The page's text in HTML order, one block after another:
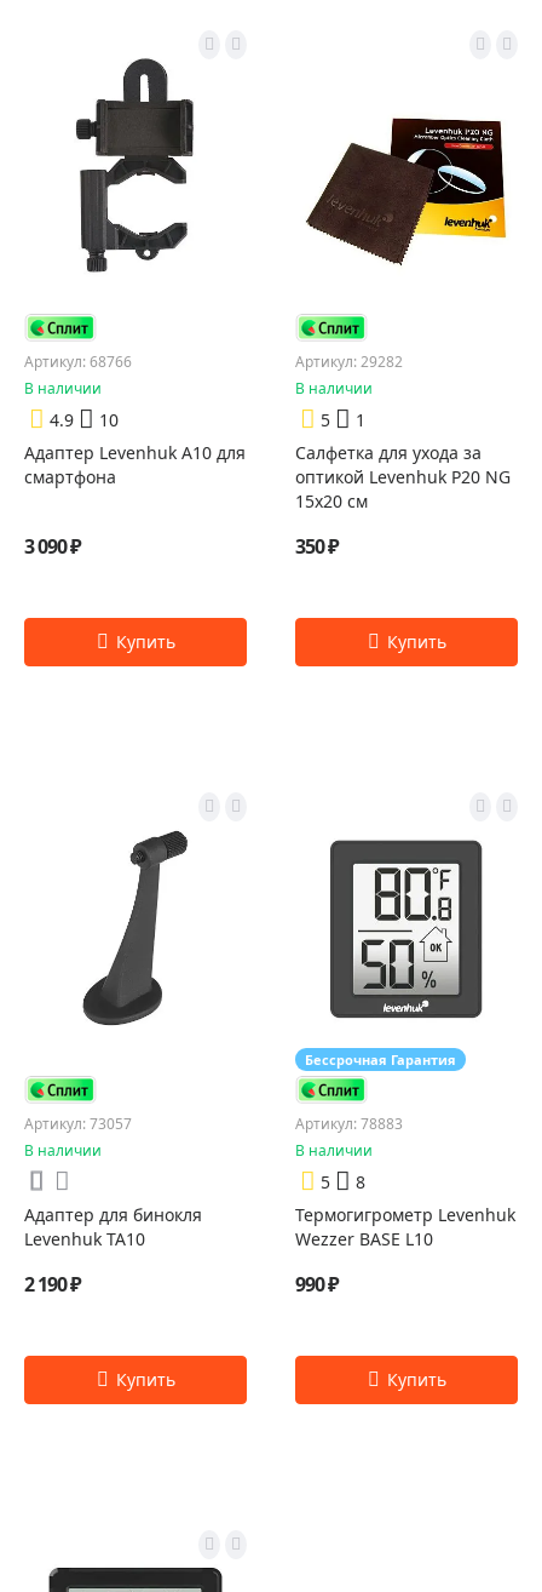
Артикул: 68766
В наличии
4.9
10
Адаптер Levenhuk A10 для
смартфона
3 090 ₽
Артикул: 29282
В наличии
5
1
Салфетка для ухода за
оптикой Levenhuk P20 NG
15x20 см
350 ₽
Артикул: 73057
В наличии
Адаптер для бинокля
Levenhuk TA10
2 190 ₽
Бессрочная Гарантия
Артикул: 78883
В наличии
5
8
Термогигрометр Levenhuk
Wezzer BASE L10
990 ₽